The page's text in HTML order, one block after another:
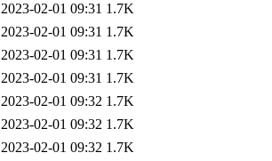
2023-02-01 09:31 1.7K
2023-02-01 09:31 1.7K
2023-02-01 09:31 1.7K
2023-02-01 09:31 1.7K
2023-02-01 09:32 1.7K
2023-02-01 09:32 1.7K
2023-02-01 09:32 1.7K